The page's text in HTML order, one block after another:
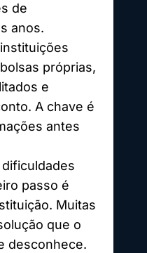
de
anos.
próprias,
e
A chave é
antes
passo é
Muitas
que o
desconhece.